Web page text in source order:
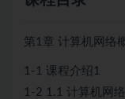
第1章 计算机网络
1-1 课程介绍1
1-2 1.1 计算机网